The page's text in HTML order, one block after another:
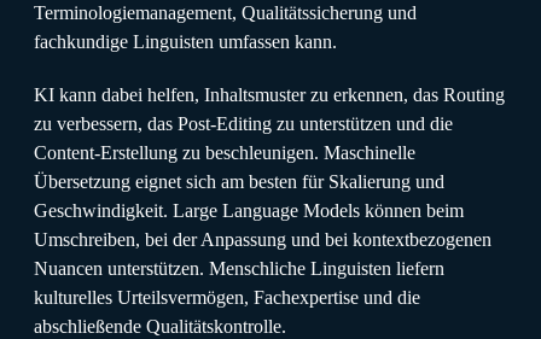
Terminologiemanagement, Qualitätssicherung und
fachkundige Linguisten umfassen kann.
KI kann dabei helfen, Inhaltsmuster zu erkennen, das Routing
zu verbessern, das Post-Editing zu unterstützen und die
Content-Erstellung zu beschleunigen. Maschinelle
Übersetzung eignet sich am besten für Skalierung und
Geschwindigkeit. Large Language Models können beim
Umschreiben, bei der Anpassung und bei kontextbezogenen
Nuancen unterstützen. Menschliche Linguisten liefern
kulturelles Urteilsvermögen, Fachexpertise und die
abschließende Qualitätskontrolle.